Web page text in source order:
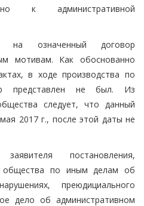
к административной
на означенный договор
мотивам. Как обоснованно
в ходе производства по
представлен не был. Из
следует, что данный
2017 г., после этой даты не
постановления,
общества по иным делам об
преюдициального
дело об административном